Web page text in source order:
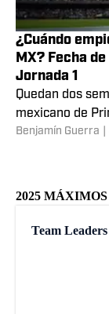
¿Cuándo
MX? Fecha
Jornada 1
Quedan dos
mexicano de
Benjamín Guerra
2025
Team Leaders